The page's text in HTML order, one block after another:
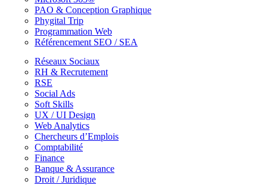
PAO & Conception Graphique
Phygital Trip
Programmation Web
Référencement SEO / SEA
Réseaux Sociaux
RH & Recrutement
RSE
Social Ads
Soft Skills
UX / UI Design
Web Analytics
Chercheurs d’Emplois
Comptabilité
Finance
Banque & Assurance
Droit / Juridique